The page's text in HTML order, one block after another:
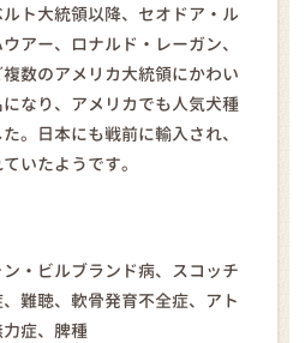
ト大統領以降、セオドア・ル
アー、ロナルド・レーガン、
数のアメリカ大統領にかわい
なり、アメリカでも人気犬種
。日本にも戦前に輸入され、
いたようです。
・ビルブランド病、スコッチ
難聴、軟骨発育不全症、アト
症、脾種